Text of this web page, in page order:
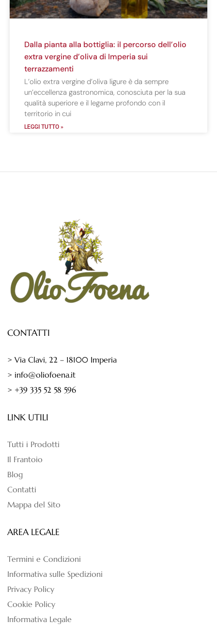
Dalla pianta alla bottiglia: il percorso dell’olio
extra vergine d’oliva di Imperia sui
terrazzamenti
L’olio extra vergine d’oliva ligure è da sempre
un’eccellenza gastronomica, conosciuta per la sua
qualità superiore e il legame profondo con il
territorio in cui
LEGGI TUTTO »
CONTATTI
> Via Clavi, 22 – 18100 Imperia
> info@oliofoena.it
> +39 335 52 58 596
LINK UTILI
Tutti i Prodotti
Il Frantoio
Blog
Contatti
Mappa del Sito
AREA LEGALE
Termini e Condizioni
Informativa sulle Spedizioni
Privacy Policy
Cookie Policy
Informativa Legale